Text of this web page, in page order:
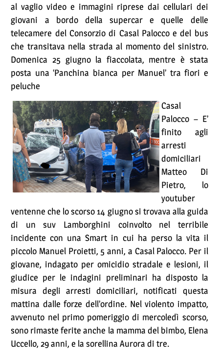
al vaglio video e immagini riprese dai cellulari dei
giovani a bordo della supercar e quelle delle
telecamere del Consorzio di Casal Palocco e del bus
che transitava nella strada al momento del sinistro.
Domenica 25 giugno la fiaccolata, mentre è stata
posta una ‘Panchina bianca per Manuel’ tra fiori e
peluche
Casal
Palocco – E’
finito agli
arresti
domiciliari
Matteo Di
Pietro, lo
youtuber
ventenne che lo scorso 14 giugno si trovava alla guida
di un suv Lamborghini coinvolto nel terribile
incidente con una Smart in cui ha perso la vita il
piccolo Manuel Proietti, 5 anni, a Casal Palocco. Per il
giovane, indagato per omicidio stradale e lesioni, il
giudice per le indagini preliminari ha disposto la
misura degli arresti domiciliari, notificati questa
mattina dalle forze dell’ordine. Nel violento impatto,
avvenuto nel primo pomeriggio di mercoledì scorso,
sono rimaste ferite anche la mamma del bimbo, Elena
Uccello, 29 anni, e la sorellina Aurora di tre.